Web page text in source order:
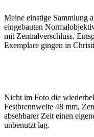
Meine einstige Sammlung
eingebauten
mit Zentralverschluss.
Exemplare gingen in
Nicht im Foto die
Festbrennweite 48 mm,
absehbarer Zeit einen
unbenutzt lag.